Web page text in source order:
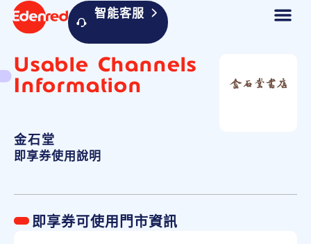
智能客服
Usable Channels
Information
金石堂
即享券使用說明
即享券可使用門市資訊